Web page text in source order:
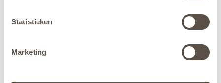
Statistieken
Marketing